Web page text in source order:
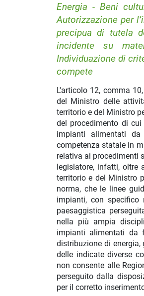
Energia - Beni
Autorizzazione per
precipua di tutela
incidente su
Individuazione di
compete
L'articolo 12, comma
del Ministro delle
territorio e del Ministro
del procedimento di
impianti alimentati
competenza statale in
relativa ai procedimenti
legislatore, infatti, oltre
territorio e del Ministro
norma, che le linee
impianti, con specifico
paesaggistica
nella più ampia
impianti alimentati da
distribuzione di
delle indicate diverse
non consente alle
perseguito dalla
per il corretto